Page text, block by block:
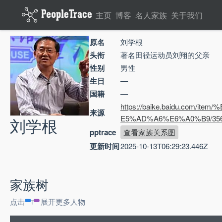
主页 博客 名人家族 关于我们
刘学根
原名 刘学根
头衔 著名田径运动员刘翔的父亲
性别 男性
生日 —
国籍 —
来源
https://baike.baidu.com/item/
E5%AD%A6%E6%A0%B9/
pptrace 查看家族关系图
更新时间2025-10-13T06:29:23.446Z
家族树
点击 展开更多人物